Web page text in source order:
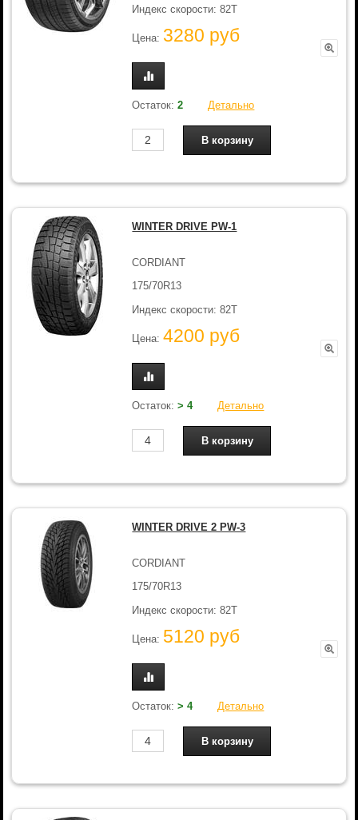
Индекс скорости: 82T
Цена: 3280 руб
Остаток:2 Детально
WINTER DRIVE PW-1
CORDIANT
175/70R13
Индекс скорости: 82T
Цена:4200 руб
Остаток:> 4 Детально
WINTER DRIVE 2 PW-3
CORDIANT
175/70R13
Индекс скорости: 82T
Цена: 5120 руб
Остаток:> 4 Детально